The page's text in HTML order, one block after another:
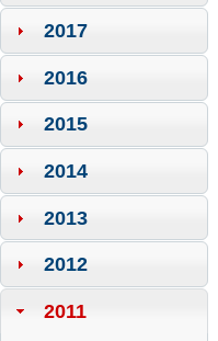
2017
2016
2015
2014
2013
2012
2011